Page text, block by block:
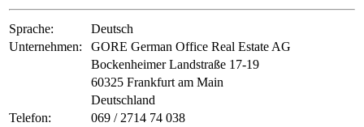
Sprache:
Deutsch
Unternehmen:
GORE German Office Real Estate AG
Bockenheimer Landstraße 17-19
60325 Frankfurt am Main
Deutschland
Telefon:
069 / 2714 74 038